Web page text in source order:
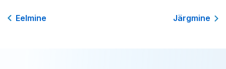
Eelmine Järgmine